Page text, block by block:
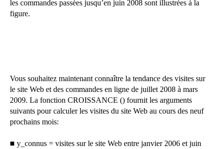
les commandes passées jusqu’en juin 2008 sont illustrées à la
figure.
Vous souhaitez maintenant connaître la tendance des visites sur
le site Web et des commandes en ligne de juillet 2008 à mars
2009. La fonction CROISSANCE () fournit les arguments
suivants pour calculer les visites du site Web au cours des neuf
prochains mois:
■ y_connus = visites sur le site Web entre janvier 2006 et juin